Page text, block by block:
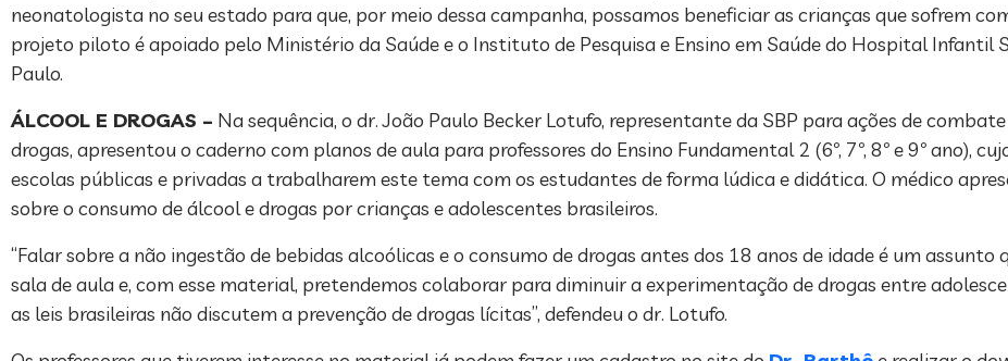
neonatologista no seu estado para que, por meio dessa campanha, possamos beneficiar as crianças que sofrem
projeto piloto é apoiado pelo Ministério da Saúde e o Instituto de Pesquisa e Ensino em Saúde do Hospital Infantil
Paulo.
ÁLCOOL E DROGAS – Na sequência, o dr. João Paulo Becker Lotufo, representante da SBP para ações de
drogas, apresentou o caderno com planos de aula para professores do Ensino Fundamental 2 (6º, 7º, 8º e 9º ano),
escolas públicas e privadas a trabalharem este tema com os estudantes de forma lúdica e didática. O médico
sobre o consumo de álcool e drogas por crianças e adolescentes brasileiros.
“Falar sobre a não ingestão de bebidas alcoólicas e o consumo de drogas antes dos 18 anos de idade é um assunto
sala de aula e, com esse material, pretendemos colaborar para diminuir a experimentação de drogas entre
as leis brasileiras não discutem a prevenção de drogas lícitas”, defendeu o dr. Lotufo.